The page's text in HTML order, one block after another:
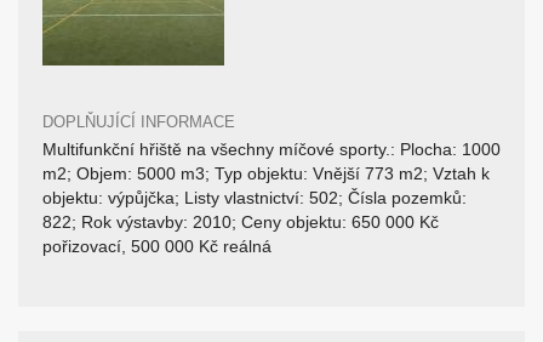
DOPLŇUJÍCÍ INFORMACE
Multifunkční hřiště na všechny míčové sporty.: Plocha: 1000
m2; Objem: 5000 m3; Typ objektu: Vnější 773 m2; Vztah k
objektu: výpůjčka; Listy vlastnictví: 502; Čísla pozemků:
822; Rok výstavby: 2010; Ceny objektu: 650 000 Kč
pořizovací, 500 000 Kč reálná